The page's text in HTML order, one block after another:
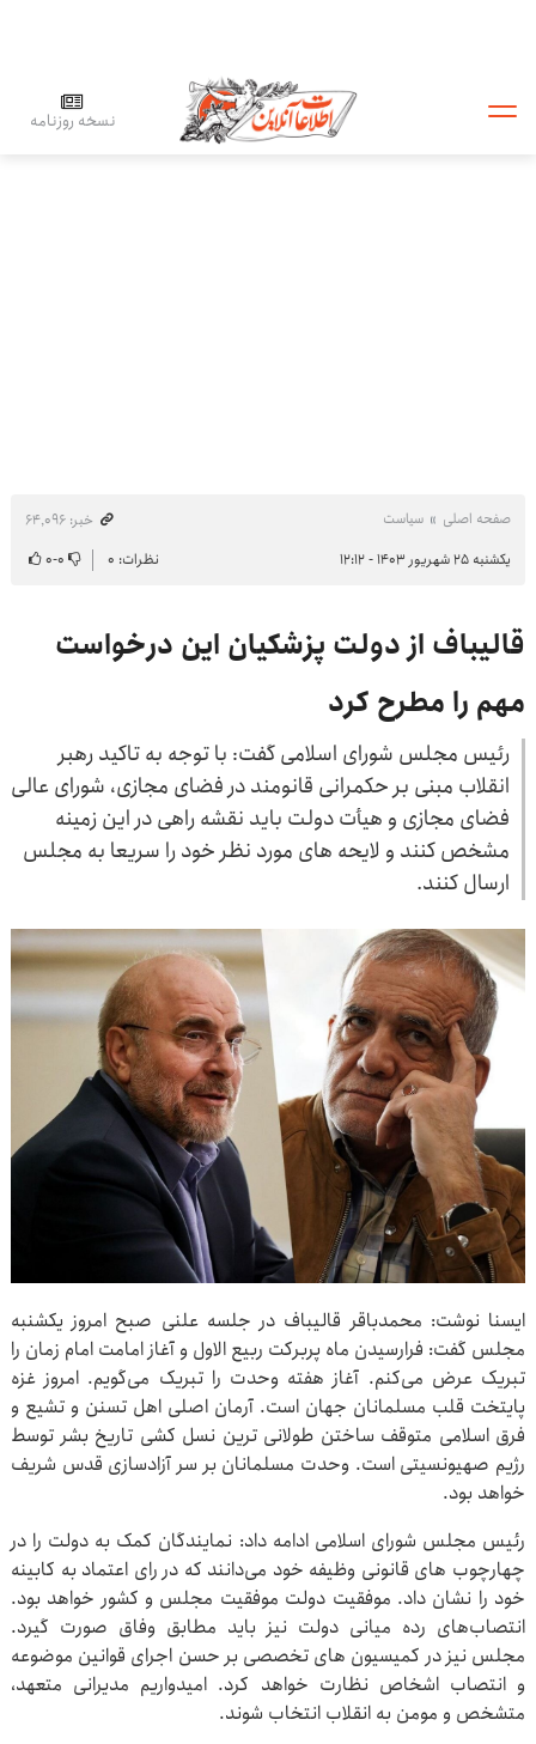
نسخه روزنامه
صفحه اصلی سیاست
خبر: ۶۴٬۰۹۶
یکشنبه ۲۵ شهریور ۱۴۰۳ - ۱۲:۱۲
نظرات: ۰ ۰-۰
قالیباف از دولت پزشکیان این درخواست
مهم را مطرح کرد
رئیس مجلس شورای اسلامی گفت: با توجه به تاکید رهبر
انقلاب مبنی بر حکمرانی قانومند در فضای مجازی، شورای عالی
فضای مجازی و هیأت دولت باید نقشه راهی در این زمینه
مشخص کنند و لایحه های مورد نظر خود را سریعا به مجلس
ارسال کنند.
ایسنا نوشت: محمدباقر قالیباف در جلسه علنی صبح امروز یکشنبه
مجلس گفت: فرارسیدن ماه پربرکت ربیع الاول و آغاز امامت امام زمان را
تبریک عرض می‌کنم. آغاز هفته وحدت را تبریک می‌گویم. امروز غزه
پایتخت قلب مسلمانان جهان است. آرمان اصلی اهل تسنن و تشیع و
فرق اسلامی متوقف ساختن طولانی ترین نسل کشی تاریخ بشر توسط
رژیم صهیونسیتی است. وحدت مسلمانان بر سر آزادسازی قدس شریف
خواهد بود.
رئیس مجلس شورای اسلامی ادامه داد: نمایندگان کمک به دولت را در
چهارچوب های قانونی وظیفه خود می‌دانند که در رای اعتماد به کابینه
خود را نشان داد. موفقیت دولت موفقیت مجلس و کشور خواهد بود.
انتصاب‌های رده میانی دولت نیز باید مطابق وفاق صورت گیرد.
مجلس نیز در کمیسیون های تخصصی بر حسن اجرای قوانین موضوعه
و انتصاب اشخاص نظارت خواهد کرد. امیدواریم مدیرانی متعهد،
متشخص و مومن به انقلاب انتخاب شوند.